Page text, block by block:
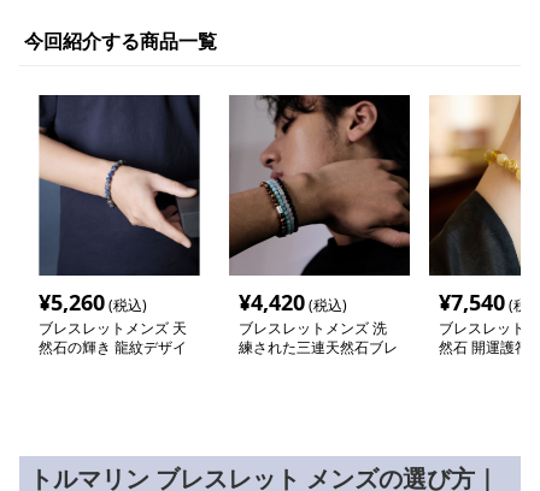
今回紹介する商品一覧
¥5,260(税込)
ブレスレットメンズ 天
然石の輝き 龍紋デザイ
¥4,420(税込)
ブレスレットメンズ 洗
練された三連天然石ブレ
¥7,540(税
ブレスレット
然石 開運護符
トルマリン ブレスレット メンズの選び方｜